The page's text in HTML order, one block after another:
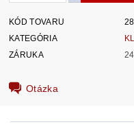
KÓD TOVARU
KATEGÓRIA
ZÁRUKA
24
Otázka